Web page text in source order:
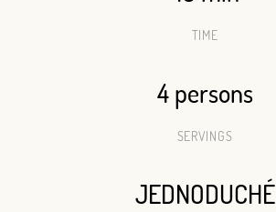
TIME
4 persons
SERVINGS
JEDNODUCHÉ